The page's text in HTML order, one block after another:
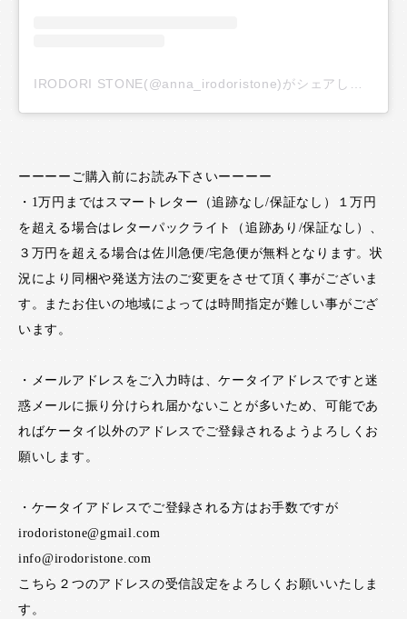
ーーーーご購入前にお読み下さいーーーー
・1万円まではスマートレター（追跡なし/保証なし）１万円
を超える場合はレターパックライト（追跡あり/保証なし）、
３万円を超える場合は佐川急便/宅急便が無料となります。状
況により同梱や発送方法のご変更をさせて頂く事がございま
す。またお住いの地域によっては時間指定が難しい事がござ
います。
・メールアドレスをご入力時は、ケータイアドレスですと迷
惑メールに振り分けられ届かないことが多いため、可能であ
ればケータイ以外のアドレスでご登録されるようよろしくお
願いします。
・ケータイアドレスでご登録される方はお手数ですが
irodoristone@gmail.com
info@irodoristone.com
こちら２つのアドレスの受信設定をよろしくお願いいたしま
す。